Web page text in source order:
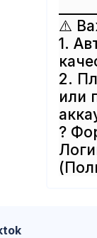
⚠️
1.
2.
или
?